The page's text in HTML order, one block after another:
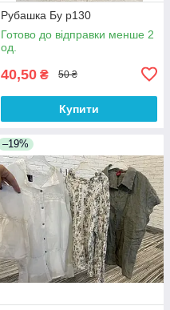
Рубашка Бу р130
Готово до відправки менше 2
од.
40,50 ₴ 50 ₴
Купити
–19%